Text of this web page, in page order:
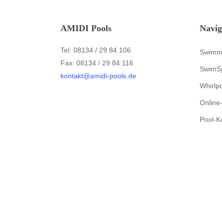
AMIDI Pools
Tel: 08134 / 29 84 106
Fax: 08134 / 29 84 116
kontakt@amidi-pools.de
Pool-